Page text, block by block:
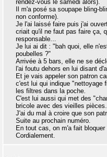
rendez-vous le samedi alors).
Il m'a posé sa soupape bling-
non conforme).
Je l'ai laissé faire puis j'ai
criait qu'il ne faut pas faire ça,
responsable...
Je lui ai dit : "bah quoi, elle
poubelles ?"
Arrivée à 5 bars, elle ne se
l'ai foutu dehors en lui disant
Et je vais appeler son patron
c'est lui qui indique "nettoyage
les filtres dans la poche.
C'est lui aussi qui met des
bricole avec des vieilles pièces.
J'ai du mal à croire que son
Suite au prochain numéro.
En tout cas, on m'a fait
Cordialement.